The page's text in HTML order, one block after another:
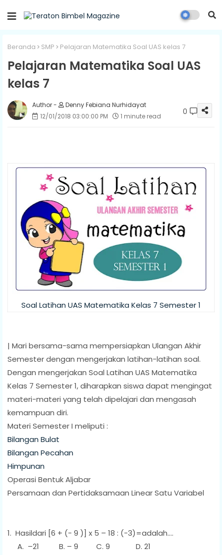
Beranda SMP Pelajaran Matematika Soal UAS kelas 7
Pelajaran Matematika Soal UAS
kelas 7
Denny Febiana Nurhidayat
12/01/2018 03:00:00 PM
1 minute read 0
Soal Latihan UAS Matematika Kelas 7 Semester 1
| Mari bersama-sama mempersiapkan Ulangan Akhir
Semester dengan mengerjakan latihan-latihan soal.
Dengan mengerjakan Soal Latihan UAS Matematika
Kelas 7 Semester 1, diharapkan siswa dapat mengingat
materi-materi yang telah dipelajari dan mengasah
kemampuan diri.
Materi Semester I meliputi :
Bilangan Bulat
Bilangan Pecahan
Himpunan
Operasi Bentuk Aljabar
Persamaan dan Pertidaksamaan Linear Satu Variabel
1. Hasildari [6 + (- 9 )] x 5 – 18 : (-3)=adalah....
A. –21 B. – 9 C. 9 D. 21